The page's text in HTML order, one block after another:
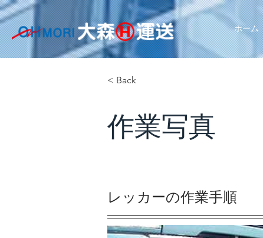
ホーム
< Back
作業写真
レッカーの作業手順